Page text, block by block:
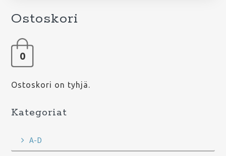
Ostoskori
0
Ostoskori on tyhjä.
Kategoriat
A-D